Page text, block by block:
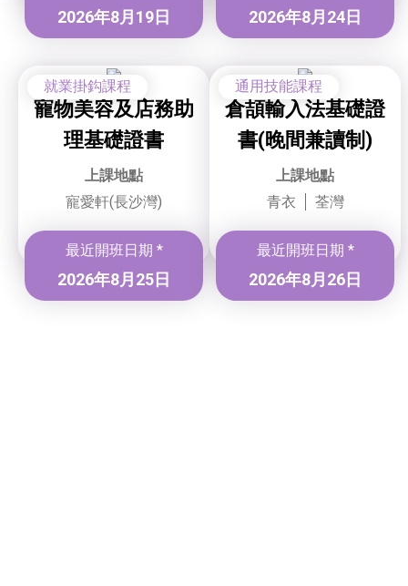
2026年8月19日 2026年8月24日
就業掛鈎課程
寵物美容及店務助
理基礎證書
上課地點
寵愛軒(長沙灣)
最近開班日期 *
2026年8月25日
通用技能課程
倉頡輸入法基礎證
書(晚間兼讀制)
上課地點
青衣
荃灣
最近開班日期 *
2026年8月26日